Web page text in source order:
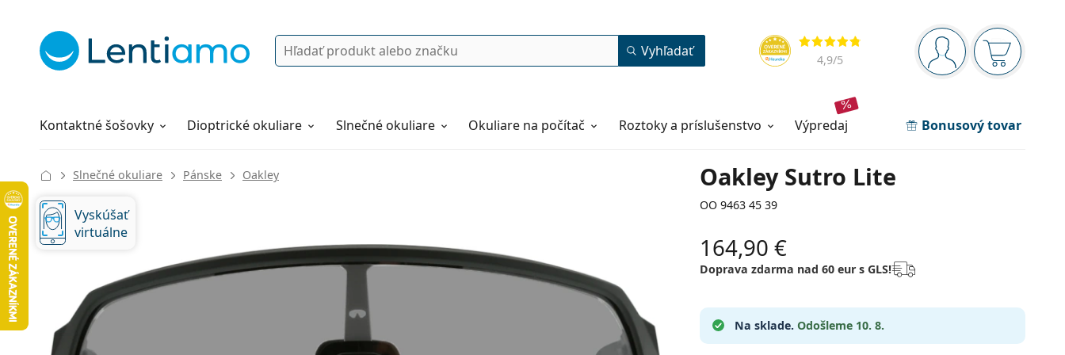
Navigačný panel
ste prihláseníNákupný
Hodnotenia
4,9/5
Vyhľadávanie Vyhľadať
Kontaktné šošovky
Roztoky Dioptrické okuliare Slnečné okuliare Okuliare na počítač Roztoky a príslušenstvo výpredaj Bonusový tovar
Všetko o nákupe
Oakley Sutro Lite
OO 9463 45 39
Slnečné okuliare Pánske Oakley
39
Vyskúšať
virtuálne
164,90 €
Doprava zdarma nad 60 eur s GLS!
Na sklade. Odošleme 10. 8.